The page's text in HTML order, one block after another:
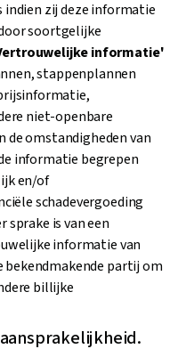
indien zij deze informatie
soortgelijke
informatie'
stappenplannen
niet-openbare
de omstandigheden van
informatie begrepen
en/of
schadevergoeding
is van een
informatie van
bekendmakende partij om
billijke